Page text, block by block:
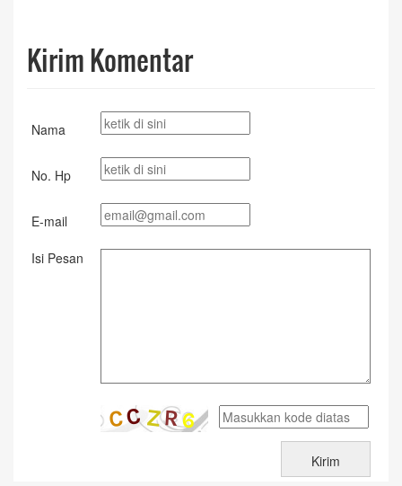
Kirim Komentar
Nama
No. Hp
E-mail
Isi Pesan